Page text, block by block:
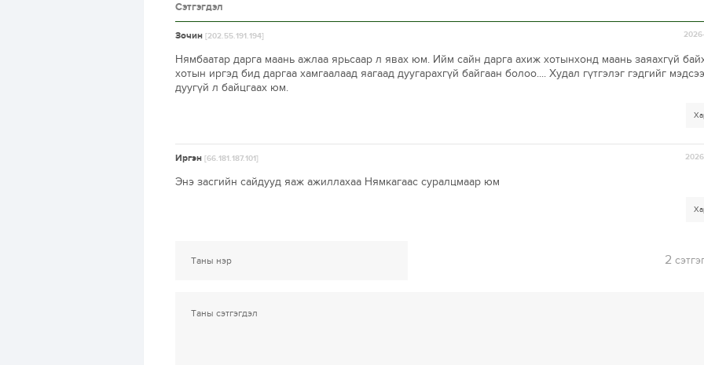
Сэтгэгдэл
Зочин [202.55.191.194]
Нямбаатар дарга маань ажлаа ярьсаар л явах юм. Ийм сайн дарга ахиж хотынхонд маань заяахгүй
хотын иргэд бид даргаа хамгаалаад яагаад дуугарахгүй байгаан болоо.... Худал гүтгэлэг гэдгийг
дуугүй л байцгаах юм.
Иргэн [66.181.187.101]
Энэ засгийн сайдууд яаж ажиллахаа Нямкагаас суралцмаар юм
2